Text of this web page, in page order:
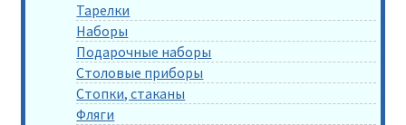
Тарелки
Наборы
Подарочные наборы
Столовые приборы
Стопки, стаканы
Фляги